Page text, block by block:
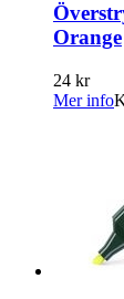
Orange
24 kr
Mer info